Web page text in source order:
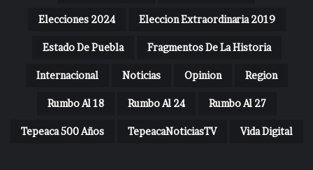
Elecciones 2024 Eleccion Extraordinaria 2019
Estado De Puebla Fragmentos De La Historia
Internacional Noticias Opinion Region
Rumbo Al 18 Rumbo Al 24 Rumbo Al 27
Tepeaca 500 Años TepeacaNoticiasTV Vida Digital